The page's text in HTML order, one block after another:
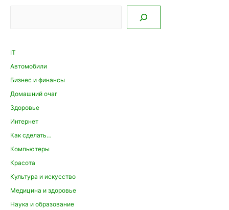
IT
Автомобили
Бизнес и финансы
Домашний очаг
Здоровье
Интернет
Как сделать…
Компьютеры
Красота
Культура и искусство
Медицина и здоровье
Наука и образование